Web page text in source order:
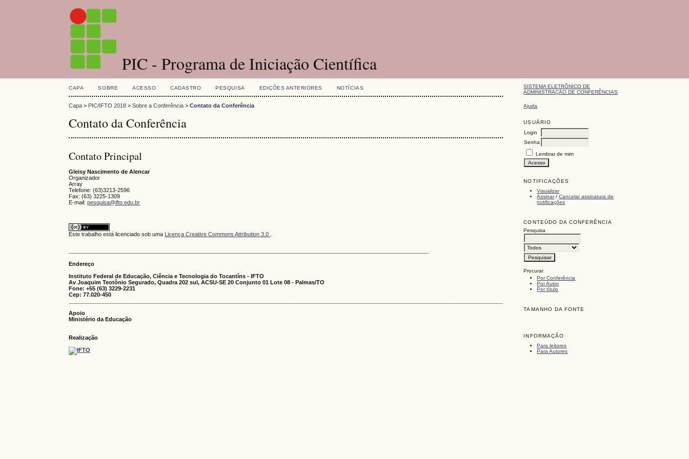
PIC - Programa de Iniciação Científica
SISTEMA ELETRÔNICO DE
ADMINISTRAÇÃO DE CONFERÊNCIAS
Ajuda
USUÁRIO
Login
Senha
Lembrar de mim
NOTIFICAÇÕES
Visualizar
Assinar/Cancelar assinatura de
notificações
CONTEÚDO DA CONFERÊNCIA
Pesquisa
Procurar
Por Conferência
Por Autor
Por título
TAMANHO DA FONTE
INFORMAÇÃO
Para leitores
Para Autores
CAPA SOBRE ACESSO CADASTRO PESQUISA EDIÇÕES ANTERIORES NOTÍCIAS
Capa > PIC/IFTO 2018 >Sobre a Conferência >Contato da Conferência
Contato da Conferência
Contato Principal
Gleisy Nascimento de Alencar
Organizador
Array
Telefone: (63)3213-2596
Fax: (63) 3225-1309
E-mail:pesquisa@ifto.edu.br
Este trabalho está licenciado sob uma Licença Creative Commons Attribution 3.0
...............................................................................................................................................................................................................................................................................................................................................................
Endereço
Instituto Federal de Educação, Ciência e Tecnologia do Tocantíns - IFTO
Av Joaquim Teotônio Segurado, Quadra 202 sul, ACSU-SE 20 Conjunto 01 Lote 08 - Palmas/TO
Fone: +55 (63) 3229-2231
Cep: 77.020-450
Apoio
Ministério da Educação
Realização